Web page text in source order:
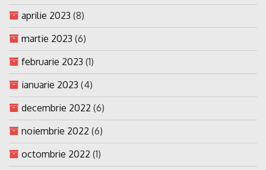
aprilie 2023 (8)
martie 2023 (6)
februarie 2023 (1)
ianuarie 2023 (4)
decembrie 2022 (6)
noiembrie 2022 (6)
octombrie 2022 (1)